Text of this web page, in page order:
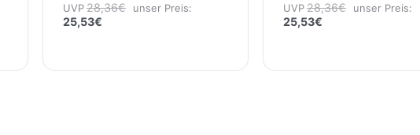
UVP28,36€ unser Preis:
25,53€
11-13 Weiß
UVP28,36€ unser Preis:
25,53€